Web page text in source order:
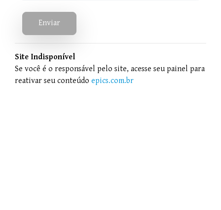
Enviar
Site Indisponível
Se você é o responsável pelo site, acesse seu painel para
reativar seu conteúdo epics.com.br